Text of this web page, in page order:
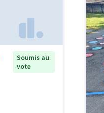
Soumis au
vote